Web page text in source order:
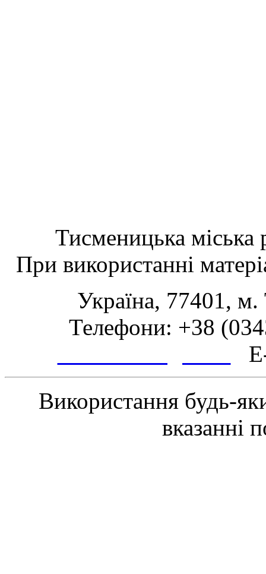
Тисменицька міська
При використанні
Україна, 77401,
Телефони: +38
Використання будь-
вказанні